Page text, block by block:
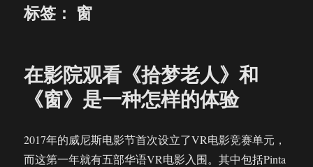
标签： 窗
在影院观看《拾梦老人》和
《窗》是一种怎样的体验
2017年的威尼斯电影节首次设立了VR电影竞赛单元，
而这第一年就有五部华语VR电影入围。其中包括Pinta